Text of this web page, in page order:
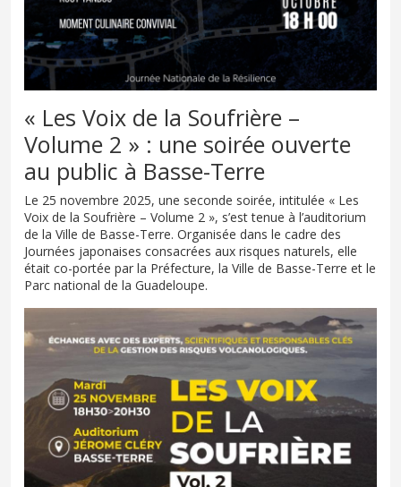
« Les Voix de la Soufrière –
Volume 2 » : une soirée ouverte
au public à Basse-Terre
Le 25 novembre 2025, une seconde soirée, intitulée « Les
Voix de la Soufrière – Volume 2 », s’est tenue à l’auditorium
de la Ville de Basse-Terre. Organisée dans le cadre des
Journées japonaises consacrées aux risques naturels, elle
était co-portée par la Préfecture, la Ville de Basse-Terre et le
Parc national de la Guadeloupe.